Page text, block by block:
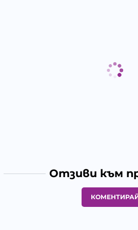
Отзиви към